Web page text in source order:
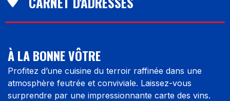
À LA BONNE VÔTRE
Profitez d’une cuisine du terroir raffinée dans une
atmosphère feutrée et conviviale. Laissez-vous
surprendre par une impressionnante carte des vins.